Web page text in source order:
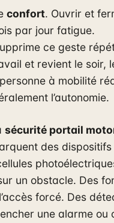
confort. Ouvrir et
par jour fatigue.
ce geste
et revient le soir,
à mobilité
l’autonomie.
sécurité portail
des
un obstacle. Des
forcé. Des
une alarme ou